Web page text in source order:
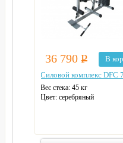
36 790Р
В
Силовой комплекс DFC
Вес стека: 45 кг
Цвет: серебряный